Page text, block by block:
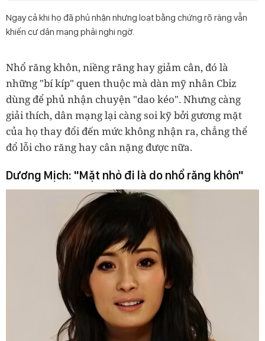
Ngay cả khi họ đã phủ nhận nhưng loạt bằng chứng rõ ràng vẫn
khiến cư dân mạng phải nghi ngờ.
Nhổ răng khôn, niềng răng hay giảm cân, đó là
những "bí kíp" quen thuộc mà dàn mỹ nhân Cbiz
dùng để phủ nhận chuyện "dao kéo". Nhưng càng
giải thích, dân mạng lại càng soi kỹ bởi gương mặt
của họ thay đổi đến mức không nhận ra, chẳng thể
đổ lỗi cho răng hay cân nặng được nữa.
Dương Mịch: "Mặt nhỏ đi là do nhổ răng khôn"